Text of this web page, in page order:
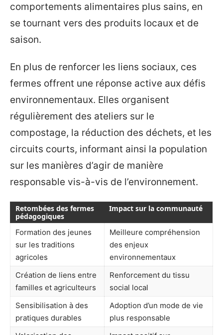
comportements alimentaires plus sains, en
se tournant vers des produits locaux et de
saison.
En plus de renforcer les liens sociaux, ces
fermes offrent une réponse active aux défis
environnementaux. Elles organisent
régulièrement des ateliers sur le
compostage, la réduction des déchets, et les
circuits courts, informant ainsi la population
sur les manières d’agir de manière
responsable vis-à-vis de l’environnement.
Retombées des fermes
pédagogiques
Impact sur la communauté
Formation des jeunes
sur les traditions
agricoles
Meilleure compréhension
des enjeux
environnementaux
Création de liens entre
familles et agriculteurs
Renforcement du tissu
social local
Sensibilisation à des
pratiques durables
Adoption d’un mode de vie
plus responsable